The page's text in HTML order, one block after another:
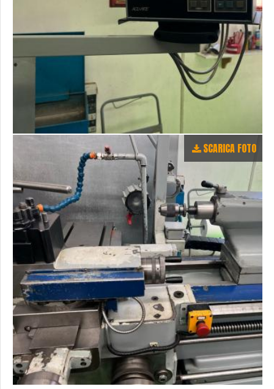
SCARICA FOTO